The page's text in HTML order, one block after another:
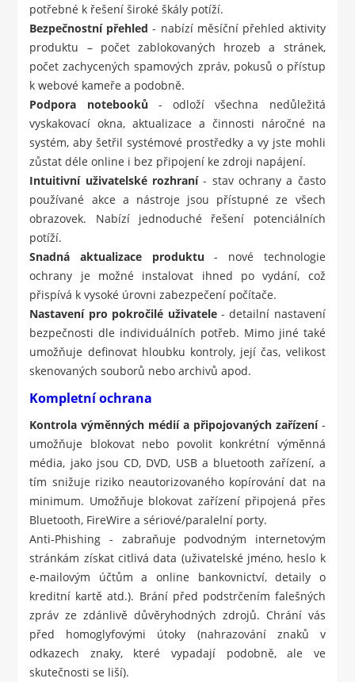
potřebné k řešení široké škály potíží.
Bezpečnostní přehled - nabízí měsíční přehled aktivity
produktu – počet zablokovaných hrozeb a stránek,
počet zachycených spamových zpráv, pokusů o přístup
k webové kameře a podobně.
Podpora notebooků - odloží všechna nedůležitá
vyskakovací okna, aktualizace a činnosti náročné na
systém, aby šetřil systémové prostředky a vy jste mohli
zůstat déle online i bez připojení ke zdroji napájení.
Intuitivní uživatelské rozhraní- stav ochrany a často
používané akce a nástroje jsou přístupné ze všech
obrazovek. Nabízí jednoduché řešení potenciálních
potíží.
Snadná aktualizace produktu - nové technologie
ochrany je možné instalovat ihned po vydání, což
přispívá k vysoké úrovni zabezpečení počítače.
Nastavení pro pokročilé uživatele- detailní nastavení
bezpečnosti dle individuálních potřeb. Mimo jiné také
umožňuje definovat hloubku kontroly, její čas, velikost
skenovaných souborů nebo archivů apod.
Kompletní ochrana
Kontrola výměnných médií a připojovaných zařízení-
umožňuje blokovat nebo povolit konkrétní výměnná
média, jako jsou CD, DVD, USB a bluetooth zařízení, a
tím snižuje riziko neautorizovaného kopírování dat na
minimum. Umožňuje blokovat zařízení připojená přes
Bluetooth, FireWire a sériové/paralelní porty.
Anti-Phishing - zabraňuje podvodným internetovým
stránkám získat citlivá data (uživatelské jméno, heslo k
e-mailovým účtům a online bankovnictví, detaily o
kreditní kartě atd.). Brání před podstrčením falešných
zpráv ze zdánlivě důvěryhodných zdrojů. Chrání vás
před homoglyfovými útoky (nahrazování znaků v
odkazech znaky, které vypadají podobně, ale ve
skutečnosti se liší).